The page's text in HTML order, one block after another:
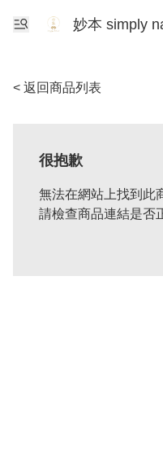
妙本 simply
< 返回商品列表
很抱歉
無法在網站上找到此
請檢查商品連結是否